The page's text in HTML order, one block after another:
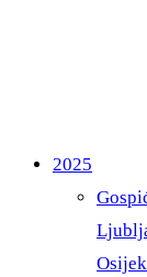
2025
Osijek